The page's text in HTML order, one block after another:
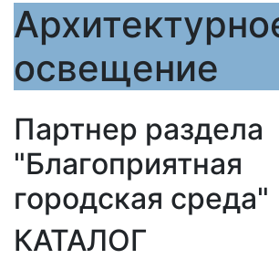
освещение
Партнер раздела
"Благоприятная
городская среда"
КАТАЛОГ